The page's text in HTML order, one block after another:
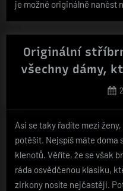
je možné originálně nanést
Originální
všechny dámy,
Asi se taky řadíte mezi
potěšit. Nejspíš máte doma
klenotů. Věříte, že se však
ráda osvědčenou klasiku,
zirkony nosíte nejčastěji.